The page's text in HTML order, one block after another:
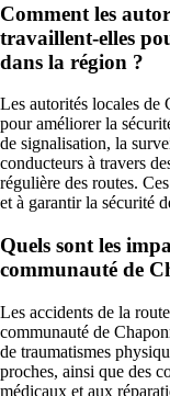
Comment les
travaillent-elles
dans la région ?
Les autorités locales de
pour améliorer la
de signalisation, la
conducteurs à travers
régulière des routes.
et à garantir la sécurité
Quels sont les
communauté de
Les accidents de la
communauté de
de traumatismes
proches, ainsi que des
médicaux et aux